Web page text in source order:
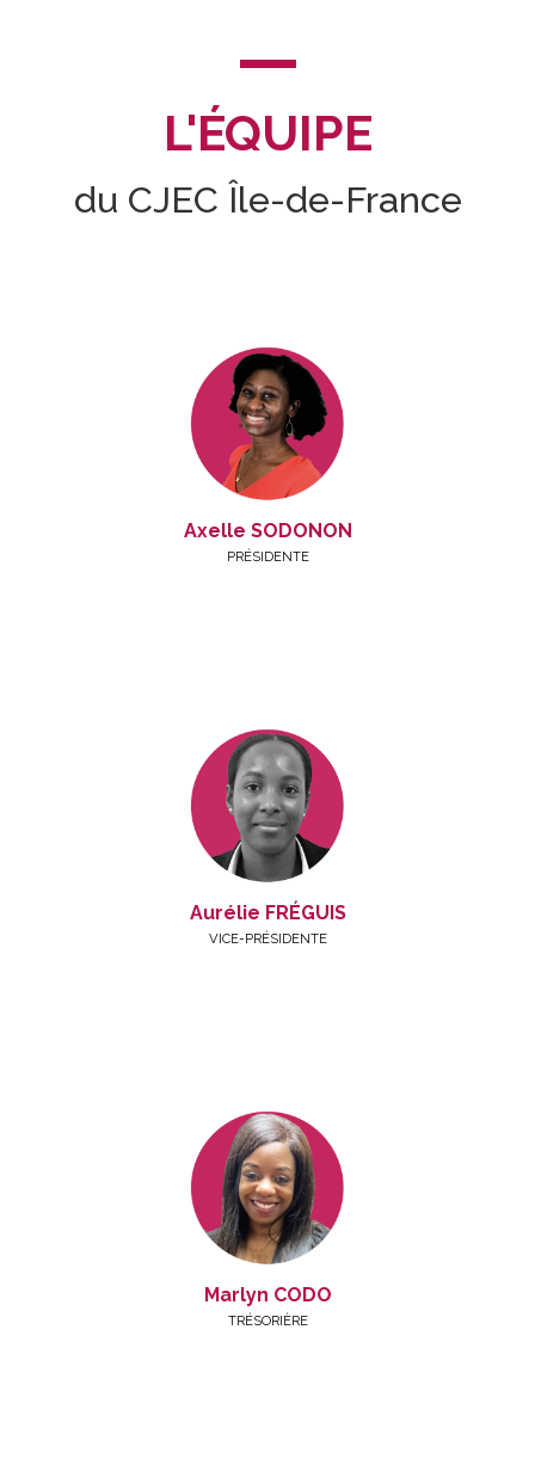
L'ÉQUIPE
du CJEC Île-de-France
Axelle SODONON
PRÉSIDENTE
Aurélie FRÉGUIS
VICE-PRÉSIDENTE
Marlyn CODO
TRÉSORIÈRE